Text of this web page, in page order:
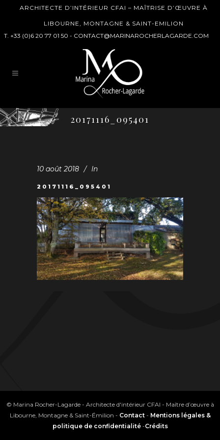
ARCHITECTE D’INTÉRIEUR CFAI – MAÎTRISE D’ŒUVRE À
LIBOURNE, MONTAGNE & SAINT-EMILION
T. +33 (0)6 20 77 01 50 - CONTACT@MARINAROCHERLAGARDE.COM
20171116_095401
10 août 2018 In
20171116_095401
© Marina Rocher-Lagarde - Architecte d'intérieur CFAI - Maître d’œuvre à
Libourne, Montagne & Saint-Émilion - Contact- Mentions légales &
politique de confidentialité-Crédits